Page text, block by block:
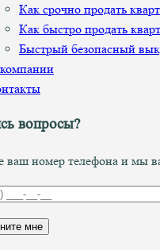
Как срочно продать
Как быстро продать
Быстрый безопасный
вопросы?
ваш номер телефона и мы